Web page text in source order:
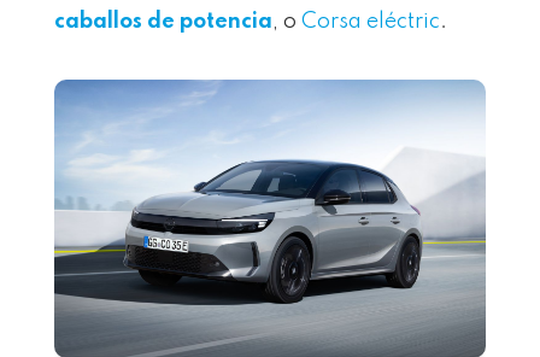
caballos de potencia, o Corsa eléctric.